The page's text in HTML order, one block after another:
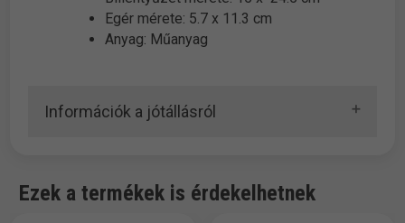
Egér mérete: 5.7 x 11.3 cm
Anyag: Műanyag
Információk a jótállásról
Ezek a termékek is érdekelhetnek